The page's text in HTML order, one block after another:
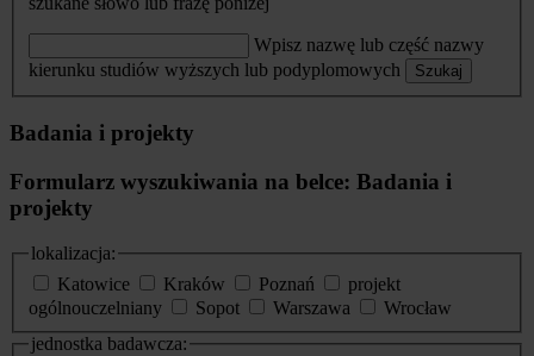
Wpisz nazwę lub część nazwy
kierunku studiów wyższych lub podyplomowych
Szukaj
Badania i projekty
Formularz wyszukiwania na belce: Badania i
projekty
lokalizacja:
Katowice
Kraków Poznań
projekt
ogólnouczelniany
Sopot Warszawa
Wrocław
jednostka badawcza: